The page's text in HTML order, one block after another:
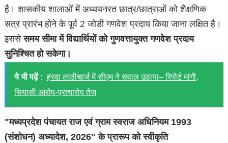
है। शासकीय शालाओं में अध्ययनरत छात्र/छात्राओं को शैक्षणिक
सत्र प्रारंभ होने के पूर्व 2 जोडी गणवेश प्रदाय किया जाना लक्षित है।
इससेसमय सीमा में विद्यार्थियों को गुणवत्तायुक्त गणवेश प्रदाय
सुनिश्चित हो सकेगा।
ये भी पढ़ें : हरदा लाठीचार्ज में सीएम ने सवाल उठाया– रिपोर्ट मांगी,
सियासी आरोप-प्रत्यारोप तेज
"मध्यप्रदेश पंचायत राज एवं ग्राम स्वराज अधिनियम 1993
(संशोधन) अध्यादेश, 2026" के प्रारूप को स्वीकृति